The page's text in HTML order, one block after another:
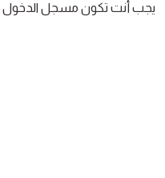
يجب أنت تكون مسجل الدخول